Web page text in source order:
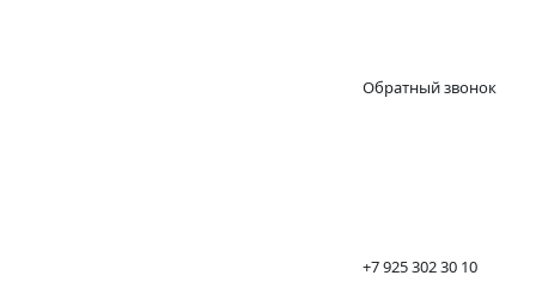
Обратный звонок
+7 925 302 30 10